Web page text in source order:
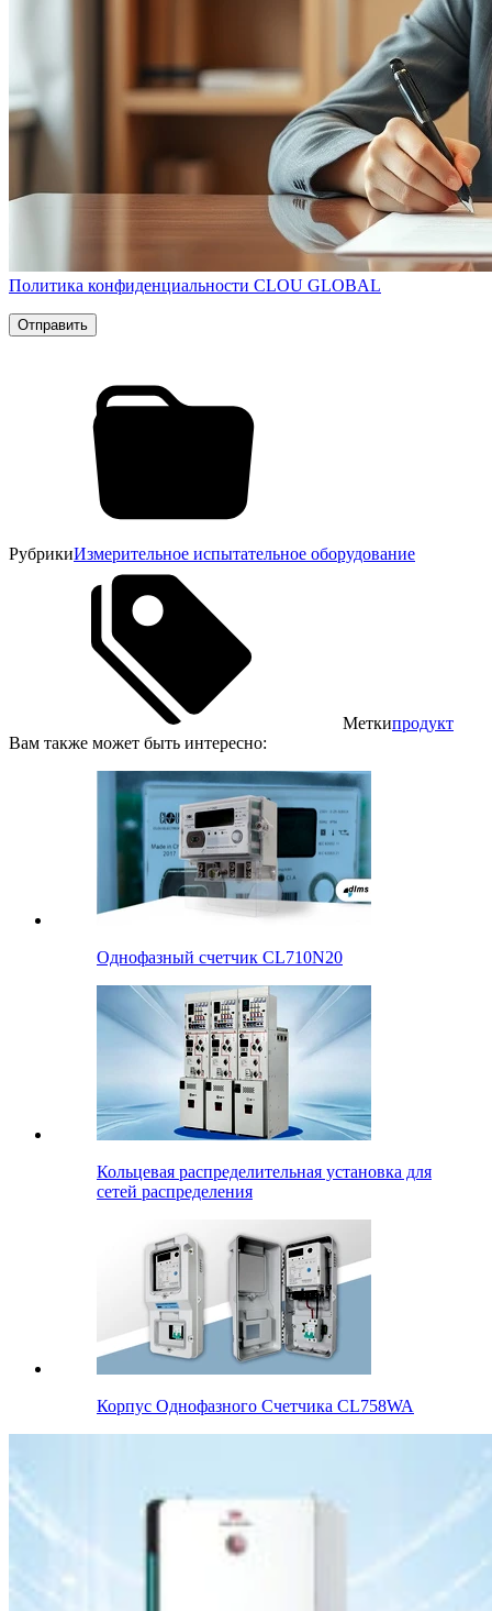
Политика конфиденциальности CLOU GLOBAL
РубрикиИзмерительное испытательное оборудование
Меткипродукт
Вам также может быть интересно:
Однофазный счетчик CL710N20
Кольцевая распределительная установка для
сетей распределения
Корпус Oднофазного Cчетчика CL758WA